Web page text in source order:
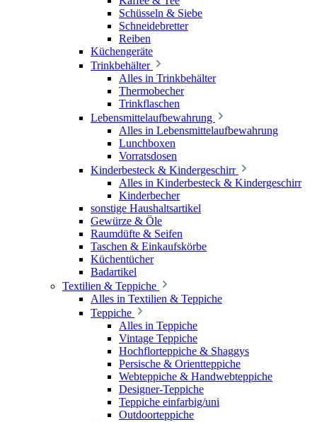
Schüsseln & Siebe
Schneidebretter
Reiben
Küchengeräte
Trinkbehälter
Alles in Trinkbehälter
Thermobecher
Trinkflaschen
Lebensmittelaufbewahrung
Alles in Lebensmittelaufbewahrung
Lunchboxen
Vorratsdosen
Kinderbesteck & Kindergeschirr
Alles in Kinderbesteck & Kindergeschirr
Kinderbecher
sonstige Haushaltsartikel
Gewürze & Öle
Raumdüfte & Seifen
Taschen & Einkaufskörbe
Küchentücher
Badartikel
Textilien & Teppiche
Alles in Textilien & Teppiche
Teppiche
Alles in Teppiche
Vintage Teppiche
Hochflorteppiche & Shaggys
Persische & Orientteppiche
Webteppiche & Handwebteppiche
Designer-Teppiche
Teppiche einfarbig/uni
Outdoorteppiche